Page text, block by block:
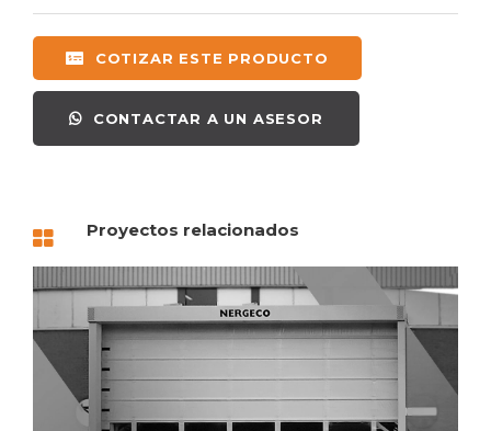
COTIZAR ESTE PRODUCTO
CONTACTAR A UN ASESOR
Proyectos relacionados